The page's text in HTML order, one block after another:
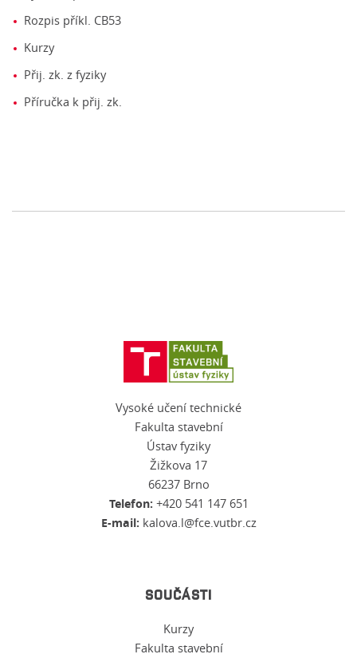
Rozpis příkl. CB53
Kurzy
Přij. zk. z fyziky
Příručka k přij. zk.
Vysoké učení technické
Fakulta stavební
Ústav fyziky
Žižkova 17
66237 Brno
Telefon: +420 541 147 651
E-mail: kalova.l@fce.vutbr.cz
SOUČÁSTI
Kurzy
Fakulta stavební